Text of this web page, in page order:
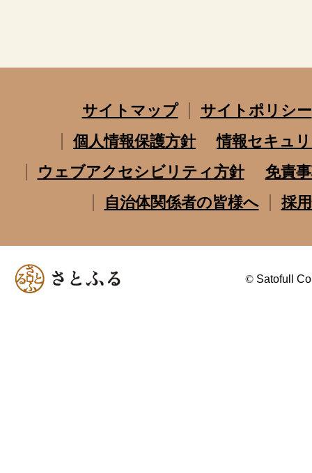
サイトマップ
サイトポリシー
個人情報保護方針
情報セキュ
ウェブアクセシビリティ方針
免責
自治体関係者の皆様へ
採
© Satofull